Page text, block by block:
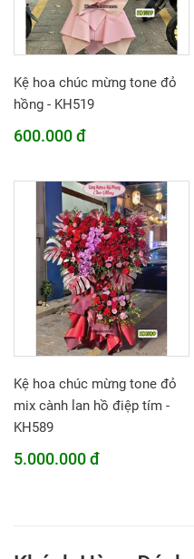
Kệ hoa chúc mừng tone đỏ
hồng - KH519
600.000 đ
Kệ hoa chúc mừng tone đỏ
mix cành lan hồ điệp tím -
KH589
5.000.000 đ